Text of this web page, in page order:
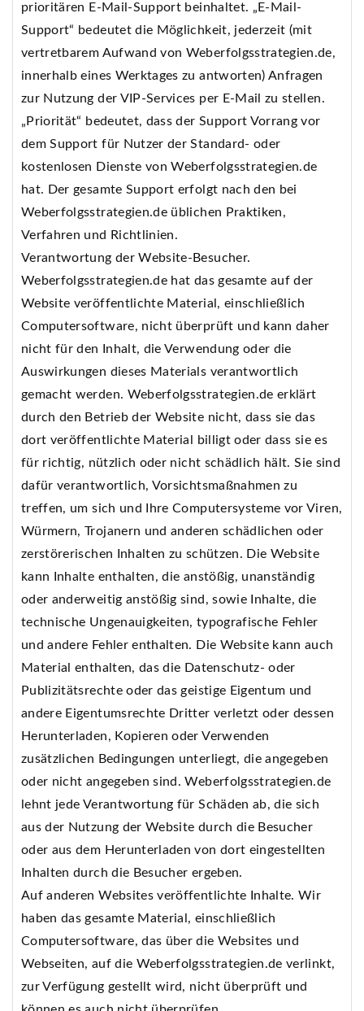
prioritären E-Mail-Support beinhaltet. „E-Mail-
Support“ bedeutet die Möglichkeit, jederzeit (mit
vertretbarem Aufwand von Weberfolgsstrategien.de,
innerhalb eines Werktages zu antworten) Anfragen
zur Nutzung der VIP-Services per E-Mail zu stellen.
„Priorität“ bedeutet, dass der Support Vorrang vor
dem Support für Nutzer der Standard- oder
kostenlosen Dienste von Weberfolgsstrategien.de
hat. Der gesamte Support erfolgt nach den bei
Weberfolgsstrategien.de üblichen Praktiken,
Verfahren und Richtlinien.
Verantwortung der Website-Besucher.
Weberfolgsstrategien.de hat das gesamte auf der
Website veröffentlichte Material, einschließlich
Computersoftware, nicht überprüft und kann daher
nicht für den Inhalt, die Verwendung oder die
Auswirkungen dieses Materials verantwortlich
gemacht werden. Weberfolgsstrategien.de erklärt
durch den Betrieb der Website nicht, dass sie das
dort veröffentlichte Material billigt oder dass sie es
für richtig, nützlich oder nicht schädlich hält. Sie sind
dafür verantwortlich, Vorsichtsmaßnahmen zu
treffen, um sich und Ihre Computersysteme vor Viren,
Würmern, Trojanern und anderen schädlichen oder
zerstörerischen Inhalten zu schützen. Die Website
kann Inhalte enthalten, die anstößig, unanständig
oder anderweitig anstößig sind, sowie Inhalte, die
technische Ungenauigkeiten, typografische Fehler
und andere Fehler enthalten. Die Website kann auch
Material enthalten, das die Datenschutz- oder
Publizitätsrechte oder das geistige Eigentum und
andere Eigentumsrechte Dritter verletzt oder dessen
Herunterladen, Kopieren oder Verwenden
zusätzlichen Bedingungen unterliegt, die angegeben
oder nicht angegeben sind. Weberfolgsstrategien.de
lehnt jede Verantwortung für Schäden ab, die sich
aus der Nutzung der Website durch die Besucher
oder aus dem Herunterladen von dort eingestellten
Inhalten durch die Besucher ergeben.
Auf anderen Websites veröffentlichte Inhalte. Wir
haben das gesamte Material, einschließlich
Computersoftware, das über die Websites und
Webseiten, auf die Weberfolgsstrategien.de verlinkt,
zur Verfügung gestellt wird, nicht überprüft und